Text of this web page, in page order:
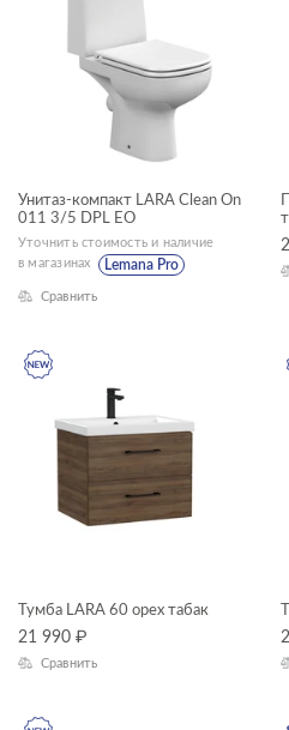
акриловые ванны
душевое оборудование
мебель для ванной
унитазы, биде, писсуары
ТИП ПРОДУКТА
душевой гарнитур
пеналы
прямоугольные ванны
унитазы-компакты
Унитаз-компакт LARA Clean On
011 3/5 DPL EO
Уточнить стоимость и наличие
в магазинах
Lemana Pro
Сравнить
Тумба LARA 60 орех табак
21 990 ₽
Сравнить